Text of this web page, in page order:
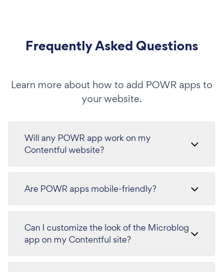
Frequently Asked Questions
Learn more about how to add POWR apps to
your website.
Will any POWR app work on my
Contentful website?
Are POWR apps mobile-friendly?
Can I customize the look of the Microblog
app on my Contentful site?